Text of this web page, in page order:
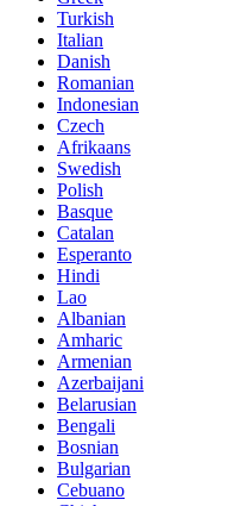
Turkish
Italian
Danish
Romanian
Indonesian
Czech
Afrikaans
Swedish
Polish
Basque
Catalan
Esperanto
Hindi
Lao
Albanian
Amharic
Armenian
Azerbaijani
Belarusian
Bengali
Bosnian
Bulgarian
Cebuano